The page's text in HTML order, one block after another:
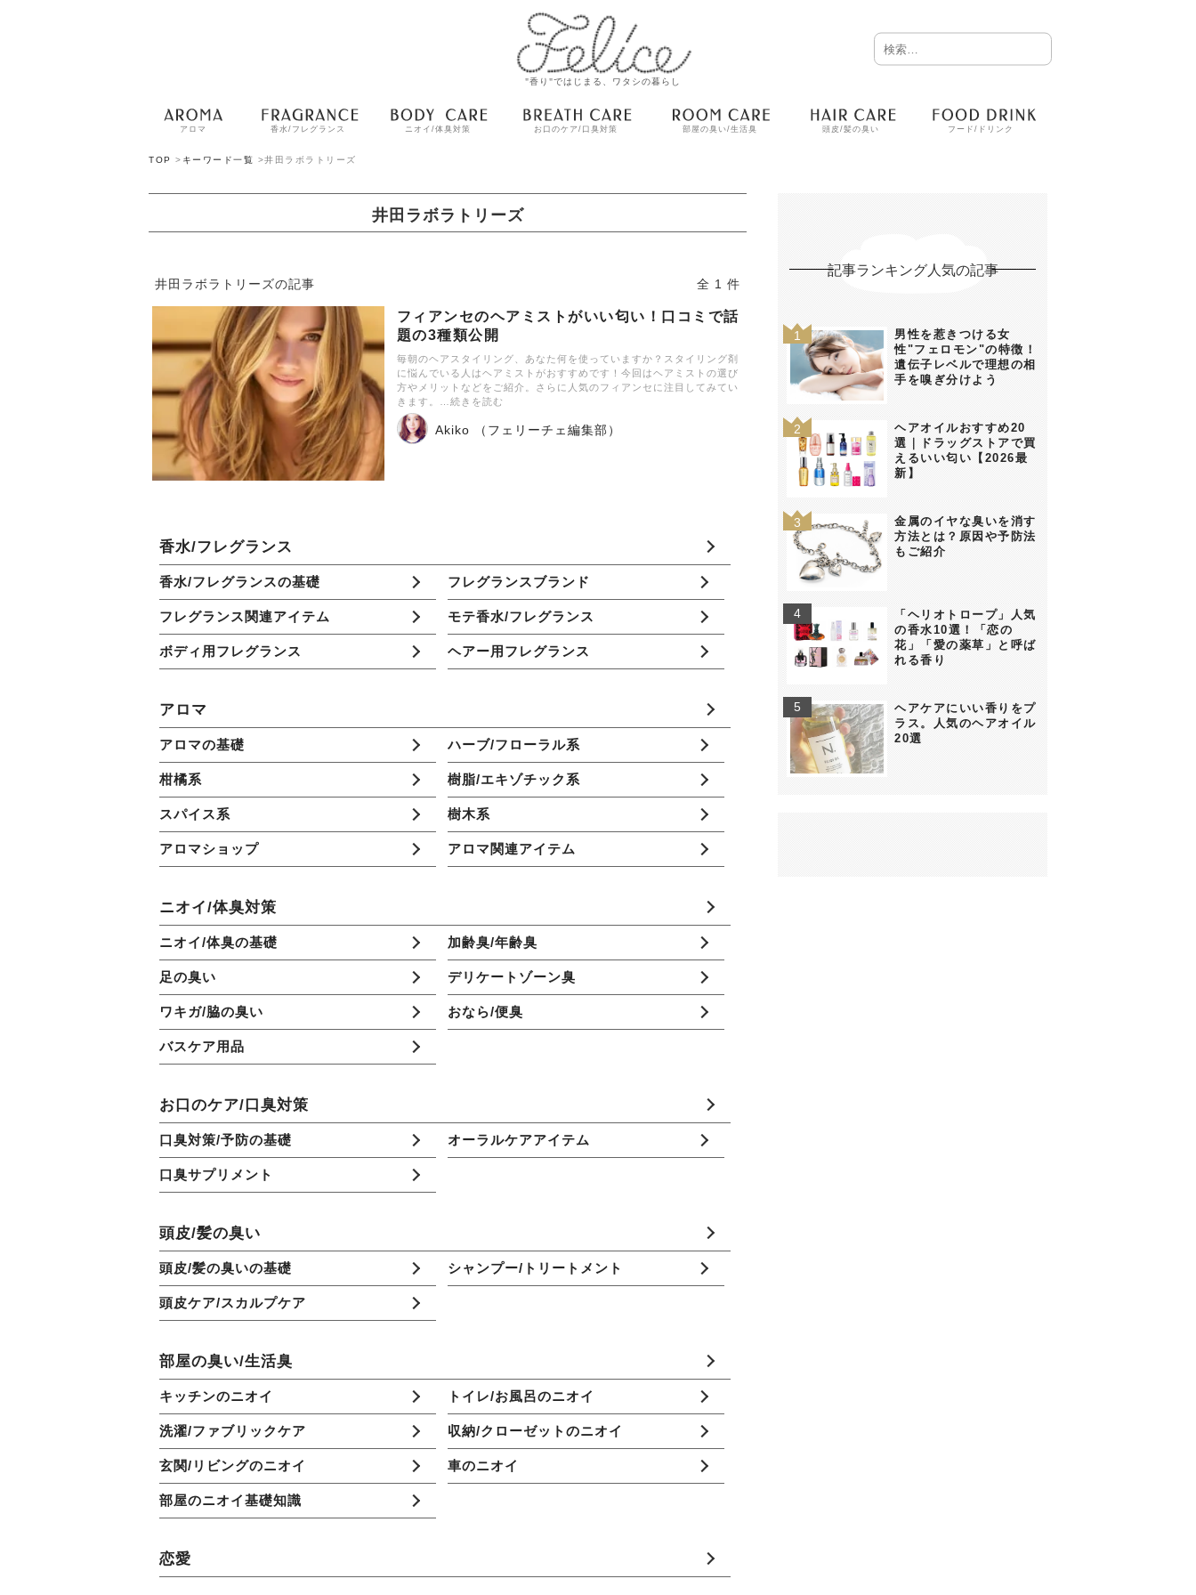
"香り"ではじまる、ワタシの暮らし
アロマ 香水/フレグランス ニオイ/体臭対策 お口のケア/口臭対策 部屋の臭い/生活臭 頭皮/髪の臭い フード/ドリンク
TOP > キーワード一覧 >井田ラボラトリーズ
井田ラボラトリーズ
井田ラボラトリーズの記事 全 1 件
フィアンセのヘアミストがいい匂い！口コミで話
題の3種類公開
毎朝のヘアスタイリング、あなた何を使っていますか？スタイリング剤
に悩んでいる人はヘアミストがおすすめです！今回はヘアミストの選び
方やメリットなどをご紹介。さらに人気のフィアンセに注目してみてい
きます。…続きを読む
Akiko （フェリーチェ編集部）
香水/フレグランス
香水/フレグランスの基礎 フレグランスブランド
フレグランス関連アイテム モテ香水/フレグランス
ボディ用フレグランス ヘアー用フレグランス
アロマ
アロマの基礎 ハーブ/フローラル系
柑橘系 樹脂/エキゾチック系
スパイス系 樹木系
アロマショップ アロマ関連アイテム
ニオイ/体臭対策
ニオイ/体臭の基礎 加齢臭/年齢臭
足の臭い デリケートゾーン臭
ワキガ/脇の臭い おなら/便臭
バスケア用品
お口のケア/口臭対策
口臭対策/予防の基礎 オーラルケアアイテム
口臭サプリメント
頭皮/髪の臭い
頭皮/髪の臭いの基礎 シャンプー/トリートメント
頭皮ケア/スカルプケア
部屋の臭い/生活臭
キッチンのニオイ トイレ/お風呂のニオイ
洗濯/ファブリックケア 収納/クローゼットのニオイ
玄関/リビングのニオイ 車のニオイ
部屋のニオイ基礎知識
恋愛
記事ランキング人気の記事
男性を惹きつける女
性"フェロモン"の特徴！
遺伝子レベルで理想の相
手を嗅ぎ分けよう
ヘアオイルおすすめ20
選｜ドラッグストアで買
えるいい匂い【2026最
新】
金属のイヤな臭いを消す
方法とは？原因や予防法
もご紹介
「ヘリオトロープ」人気
の香水10選！「恋の
花」「愛の薬草」と呼ば
れる香り
ヘアケアにいい香りをプ
ラス。人気のヘアオイル
20選